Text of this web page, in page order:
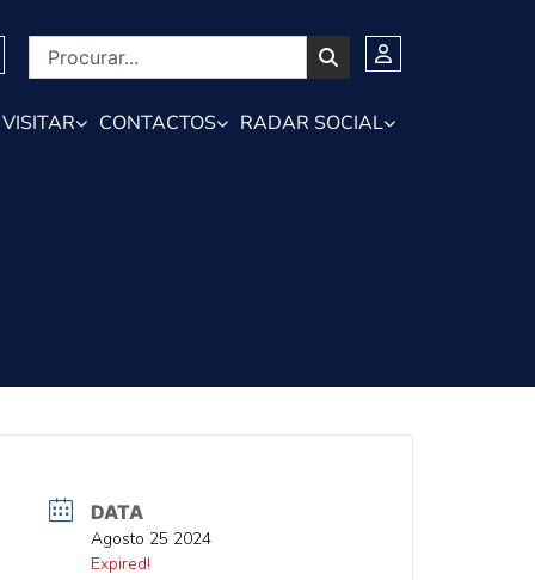
VISITAR CONTACTOS RADAR SOCIAL
DATA
DATAAgosto 25 2024
DATAExpired!